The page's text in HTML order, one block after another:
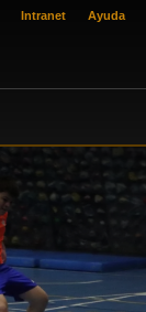
Intranet Ayuda